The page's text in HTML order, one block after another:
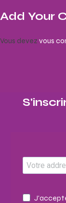
Add Your
Vous devez vous